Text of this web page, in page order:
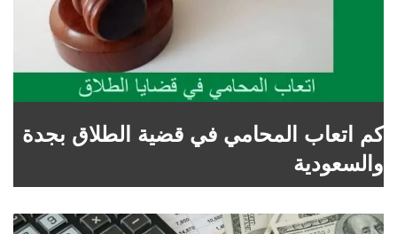
كم اتعاب المحامي في قضية الطلاق بجدة
والسعودية